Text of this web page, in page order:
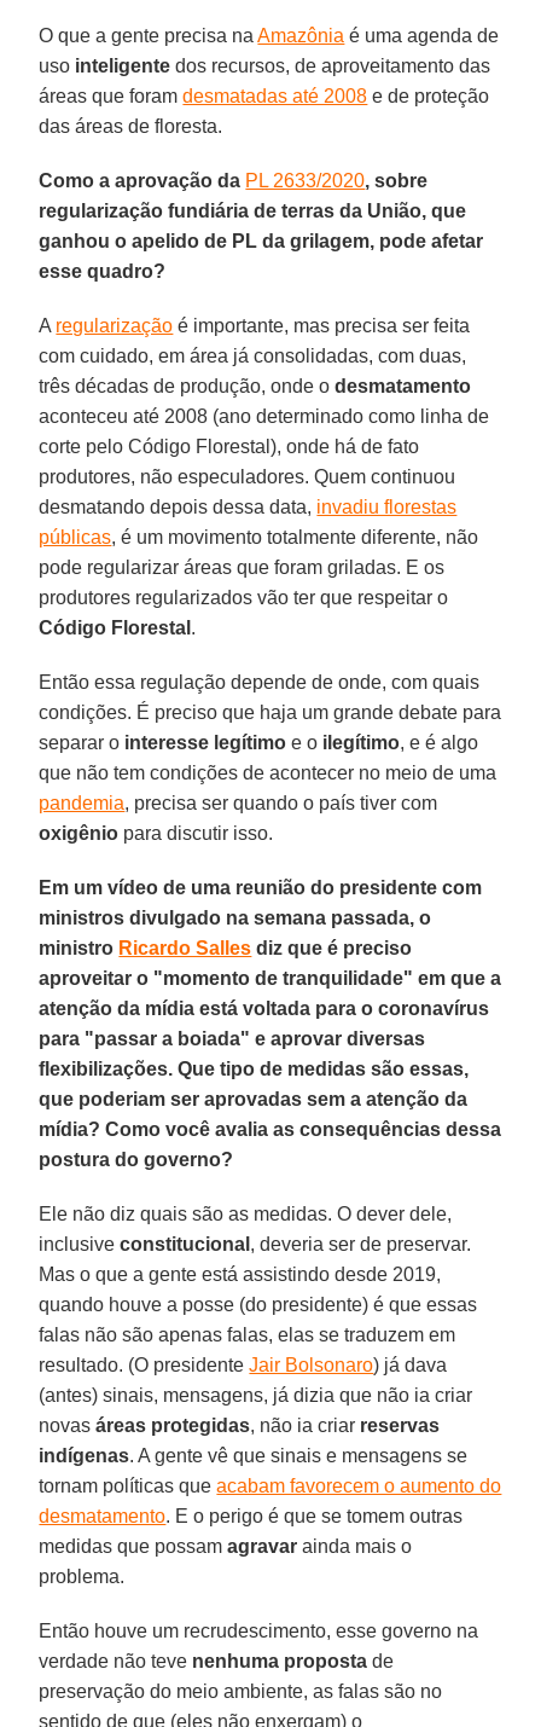
O que a gente precisa naAmazônia é uma agenda de
uso inteligente dos recursos, de aproveitamento das
áreas que foramdesmatadas até 2008 e de proteção
das áreas de floresta.
Como a aprovação da PL 2633/2020, sobre
regularização fundiária de terras da União, que
ganhou o apelido de PL da grilagem, pode afetar
esse quadro?
A regularização é importante, mas precisa ser feita
com cuidado, em área já consolidadas, com duas,
três décadas de produção, onde odesmatamento
aconteceu até 2008 (ano determinado como linha de
corte pelo Código Florestal), onde há de fato
produtores, não especuladores. Quem continuou
desmatando depois dessa data, invadiu florestas
públicas, é um movimento totalmente diferente, não
pode regularizar áreas que foram griladas. E os
produtores regularizados vão ter que respeitar o
Código Florestal .
Então essa regulação depende de onde, com quais
condições. É preciso que haja um grande debate para
separar o interesse legítimo e o ilegítimo, e é algo
que não tem condições de acontecer no meio de uma
pandemia, precisa ser quando o país tiver com
oxigênio para discutir isso.
Em um vídeo de uma reunião do presidente com
ministros divulgado na semana passada, o
ministro Ricardo Salles diz que é preciso
aproveitar o "momento de tranquilidade" em que a
atenção da mídia está voltada para o coronavírus
para "passar a boiada" e aprovar diversas
flexibilizações. Que tipo de medidas são essas,
que poderiam ser aprovadas sem a atenção da
mídia? Como você avalia as consequências dessa
postura do governo?
Ele não diz quais são as medidas. O dever dele,
inclusiveconstitucional , deveria ser de preservar.
Mas o que a gente está assistindo desde 2019,
quando houve a posse (do presidente) é que essas
falas não são apenas falas, elas se traduzem em
resultado. (O presidenteJair Bolsonaro) já dava
(antes) sinais, mensagens, já dizia que não ia criar
novasáreas protegidas, não ia criar reservas
indígenas. A gente vê que sinais e mensagens se
tornam políticas queacabam favorecem o aumento do
desmatamento. E o perigo é que se tomem outras
medidas que possamagravar ainda mais o
problema.
Então houve um recrudescimento, esse governo na
verdade não teve nenhuma proposta de
preservação do meio ambiente, as falas são no
sentido de que (eles não enxergam) o